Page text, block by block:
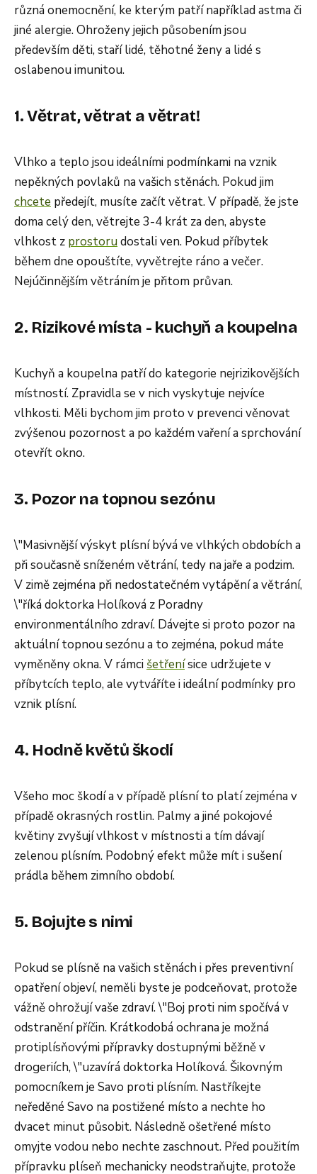
různá onemocnění, ke kterým patří například astma či
jiné alergie. Ohroženy jejich působením jsou
především děti, staří lidé, těhotné ženy a lidé s
oslabenou imunitou.
1. Větrat, větrat a větrat!
Vlhko a teplo jsou ideálními podmínkami na vznik
nepěkných povlaků na vašich stěnách. Pokud jim
chcete předejít, musíte začít větrat. V případě, že jste
doma celý den, větrejte 3-4 krát za den, abyste
vlhkost z prostorudostali ven. Pokud příbytek
během dne opouštíte, vyvětrejte ráno a večer.
Nejúčinnějším větráním je přitom průvan.
2. Rizikové místa - kuchyň a koupelna
Kuchyň a koupelna patří do kategorie nejrizikovějších
místností. Zpravidla se v nich vyskytuje nejvíce
vlhkosti. Měli bychom jim proto v prevenci věnovat
zvýšenou pozornost a po každém vaření a sprchování
otevřít okno.
3. Pozor na topnou sezónu
\"Masivnější výskyt plísní bývá ve vlhkých obdobích a
při současně sníženém větrání, tedy na jaře a podzim.
V zimě zejména při nedostatečném vytápění a větrání,
\"říká doktorka Holíková z Poradny
environmentálního zdraví. Dávejte si proto pozor na
aktuální topnou sezónu a to zejména, pokud máte
vyměněny okna. V rámci šetřenísice udržujete v
příbytcích teplo, ale vytváříte i ideální podmínky pro
vznik plísní.
4. Hodně květů škodí
Všeho moc škodí a v případě plísní to platí zejména v
případě okrasných rostlin. Palmy a jiné pokojové
květiny zvyšují vlhkost v místnosti a tím dávají
zelenou plísním. Podobný efekt může mít i sušení
prádla během zimního období.
5. Bojujte s nimi
Pokud se plísně na vašich stěnách i přes preventivní
opatření objeví, neměli byste je podceňovat, protože
vážně ohrožují vaše zdraví. \"Boj proti nim spočívá v
odstranění příčin. Krátkodobá ochrana je možná
protiplísňovými přípravky dostupnými běžně v
drogeriích, \"uzavírá doktorka Holíková. Šikovným
pomocníkem je Savo proti plísním. Nastříkejte
neředěné Savo na postižené místo a nechte ho
dvacet minut působit. Následně ošetřené místo
omyjte vodou nebo nechte zaschnout. Před použitím
přípravku plíseň mechanicky neodstraňujte, protože